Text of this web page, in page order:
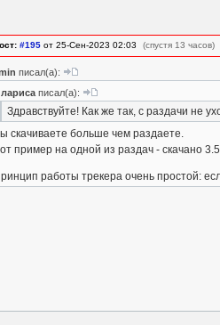
#195 от 25-Сен-2023 02:03 (спустя 13 часов)
писал(а):
ларисаписал(а):
Здравствуйте! Как же так, с раздачи не
скачиваете больше чем раздаете.
пример на одной из раздач - скачано
работы трекера очень простой: